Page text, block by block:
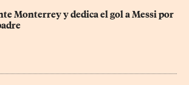
Monterrey y dedica el gol a Messi por